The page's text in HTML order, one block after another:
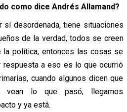
como dice Andrés Allamand?
sí desordenada, tiene situaciones
de la verdad, todos se creen
política, entonces las cosas se
respuesta a eso es lo que ocurrió
cuando algunos dicen que
vean lo que pasó, llegamos
y ya está.